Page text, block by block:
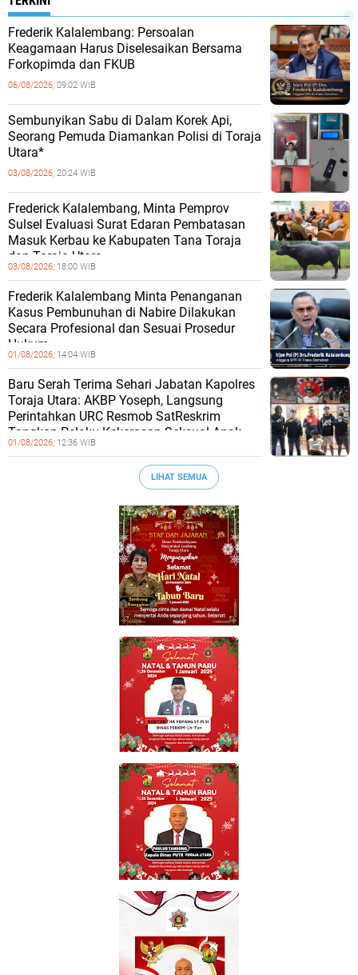
Frederik Kalalembang: Persoalan
Keagamaan Harus Diselesaikan Bersama
Forkopimda dan FKUB
06/08/2026, 09:02 WIB
Sembunyikan Sabu di Dalam Korek Api,
Seorang Pemuda Diamankan Polisi di Toraja
Utara*
03/08/2026, 20:24 WIB
Frederick Kalalembang, Minta Pemprov
Sulsel Evaluasi Surat Edaran Pembatasan
Masuk Kerbau ke Kabupaten Tana Toraja
dan Toraja Utara
03/08/2026, 18:00 WIB
Frederik Kalalembang Minta Penanganan
Kasus Pembunuhan di Nabire Dilakukan
Secara Profesional dan Sesuai Prosedur
Hukum
01/08/2026, 14:04 WIB
Baru Serah Terima Sehari Jabatan Kapolres
Toraja Utara: AKBP Yoseph, Langsung
Perintahkan URC Resmob SatReskrim
Tangkap Pelaku Kekerasan Seksual Anak
01/08/2026, 12:36 WIB
LIHAT SEMUA